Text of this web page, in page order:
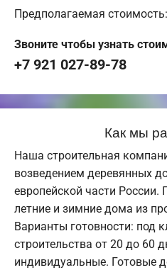
Предполагаемая стоимость:
Звоните чтобы узнать
+7 921 027-89-78
Как мы
Наша строительная
возведением деревянных
европейской части
летние и зимние дома из
Варианты готовности: под
строительства от 20 до 60
индивидуальные. Готовые